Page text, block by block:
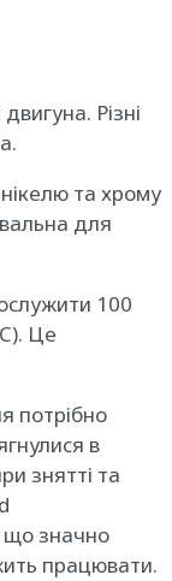
Різні
та хрому
для
100
Це
потрібно
в
знятті та
що значно
працювати.